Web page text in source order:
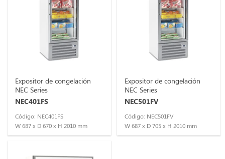
Expositor de congelación
NEC Series
NEC401FS
Código: NEC401FS
W 687 x D 670 x H 2010 mm
Expositor de congelación
NEC Series
NEC501FV
Código: NEC501FV
W 687 x D 705 x H 2010 mm